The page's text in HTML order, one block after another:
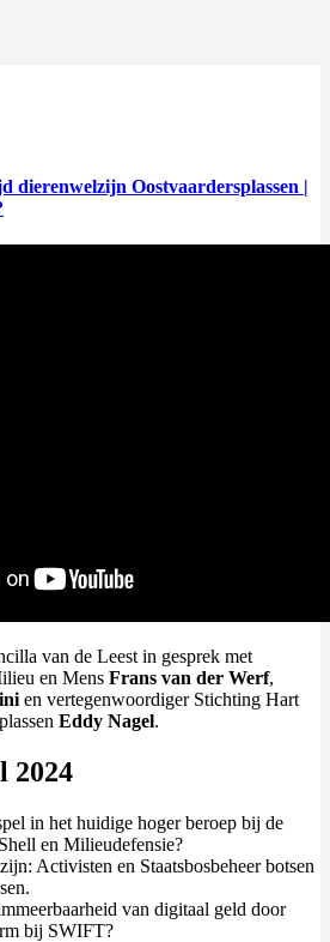
dierenwelzijn Oostvaardersplassen |
van de Leest in gesprek met
en Mens Frans van der Werf,
en vertegenwoordiger Stichting Hart
Eddy Nagel.
2024
in het huidige hoger beroep bij de
en Milieudefensie?
Activisten en Staatsbosbeheer botsen
van digitaal geld door
bij SWIFT?